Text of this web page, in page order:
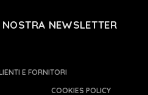
NEWSLETTER
E FORNITORI
COOKIES POLICY